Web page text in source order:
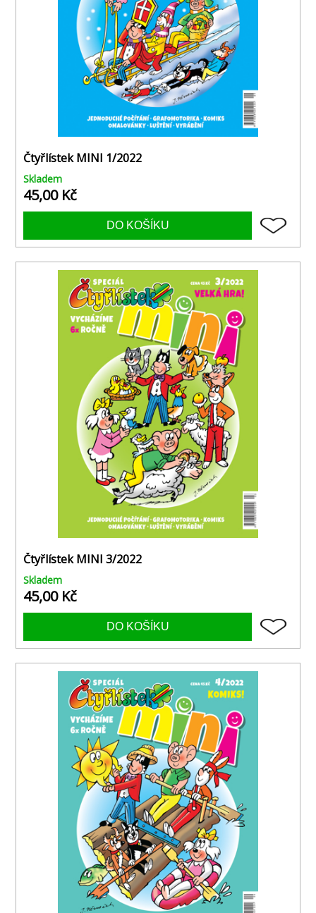
Čtyřlístek MINI 1/2022
Skladem
45,00 Kč
Čtyřlístek MINI 3/2022
Skladem
45,00 Kč